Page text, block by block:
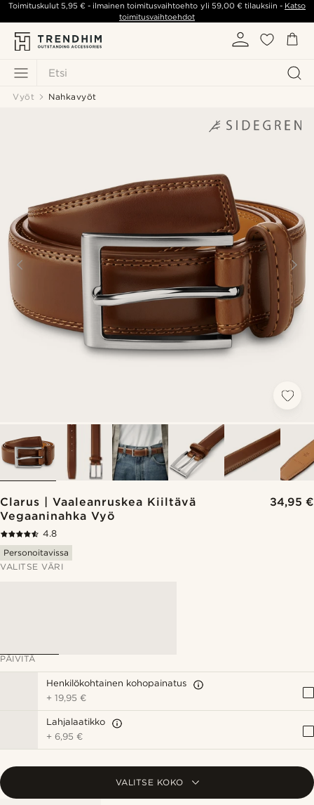
Etsi
Toimituskulut5,95 € - ilmainen toimitusvaihtoehto yli 59,00 €tilauksiin - Katso
toimitusvaihtoehdot
Vyöt Nahkavyöt
Clarus | Vaaleanruskea Kiiltävä
Vegaaninahka Vyö
34,95 €
4.8
Personoitavissa
VALITSE VÄRI
PÄIVITÄ
Henkilökohtainen kohopainatus
+19,95 €
Lahjalaatikko
+6,95 €
VALITSE KOKO